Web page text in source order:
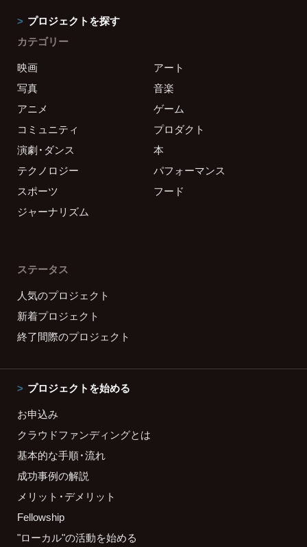
プロジェクトを探す
カテゴリー
映画
アート
写真
音楽
アニメ
ゲーム
コミュニティ
プロダクト
演劇・ダンス
本
テクノロジー
パフォーマンス
スポーツ
フード
ジャーナリズム
ステータス
人気のプロジェクト
新着プロジェクト
終了間際のプロジェクト
プロジェクトを始める
お申込み
クラウドファンディングとは
基本的な手順・流れ
成功事例の解説
メリット・デメリット
Fellowship
"ローカル"の活動を始める